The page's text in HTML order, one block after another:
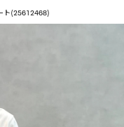
ト(25612468)